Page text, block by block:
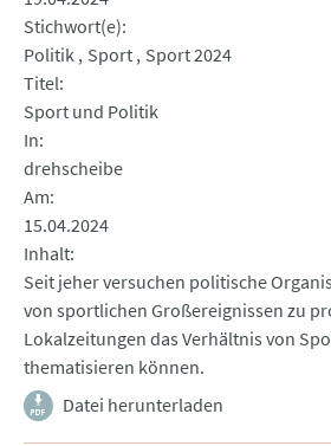
Stichwort(e)
Politik Sport Sport 2024
Titel
Sport und Politik
In
drehscheibe
Am
15.04.2024
Inhalt
Seit jeher versuchen politische
von sportlichen Großereignissen zu
Lokalzeitungen das Verhältnis von
thematisieren können.
Datei herunterladen